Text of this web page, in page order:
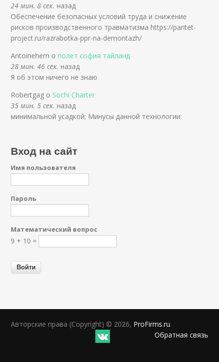
24 мин. 8 сек. назад
Обеспечение безопасных условий труда и снижение
рисков производственного травматизма https://paritet-
project.ru/razrabotka-ppr-na-demontazh/
Antoinehem ополет софия тайланд
28 мин. 46 сек. назад
Я об этом ничего не знаю
Robertgag о Sochi Charter
35 мин. 5 сек. назад
минимальной усадкой; Минусы данной технологии:
Вход на сайт
Имя пользователя
Пароль
Математический вопрос
9 + 10 =
Авторские права (Copyright) © 2026, ProFirms.ru.
Обратная связь